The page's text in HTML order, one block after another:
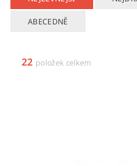
ABECEDNĚ
22 položek celkem